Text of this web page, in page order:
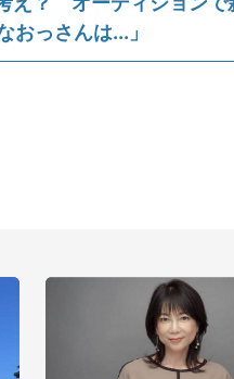
おっさんは...」